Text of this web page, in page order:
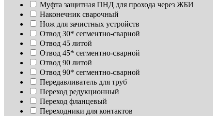
Муфта защитная ПНД для прохода через ЖБИ
Наконечник сварочный
Нож для зачистных устройств
Отвод 30* сегментно-сварной
Отвод 45 литой
Отвод 45* сегментно-сварной
Отвод 90 литой
Отвод 90* сегментно-сварной
Передавливатель для труб
Переход редукционный
Переход фланцевый
Переходники для контактов